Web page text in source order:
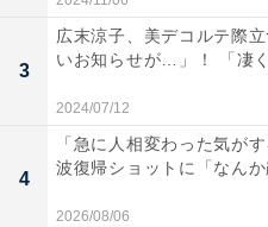
3
広末涼子、美デコルテ際
いお知らせが…」！ 「凄
2024/07/12
4
「急に人相変わった気が
波復帰ショットに「なん
2026/08/06